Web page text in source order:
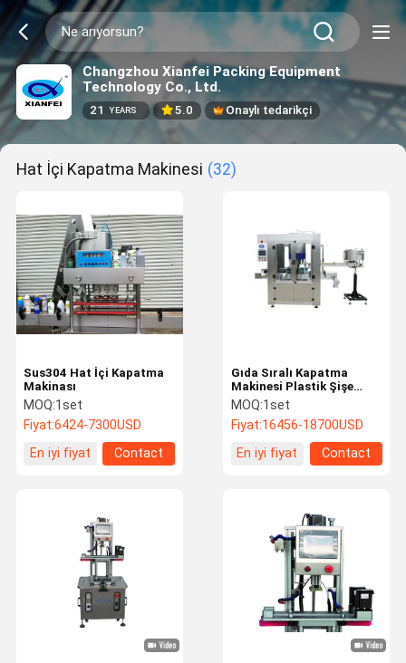
Changzhou Xianfei Packing Equipment
Technology Co., Ltd.
21 YEARS 5.0 Onaylı tedarikçi
Hat İçi Kapatma Makinesi (32)
Sus304 Hat İçi Kapatma
Makinası
MOQ:1set
Fiyat:6424-7300USD
En iyi fiyat
Contact
Gıda Sıralı Kapatma
Makinesi Plastik Şişe
100mm Döner Kapak
Makinesi
MOQ:1set
Fiyat:16456-18700USD
En iyi fiyat
Contact